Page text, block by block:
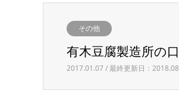
その他
有木豆腐製造所の
2017.01.07 / 最終更新日：